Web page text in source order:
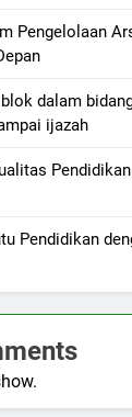
Pengelolaan
dalam
ijazah
Pendidikan